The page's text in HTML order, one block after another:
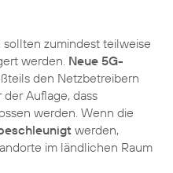
zumindest teilweise
werden. Neue 5G-
den Netzbetreibern
Auflage, dass
werden. Wenn die
werden,
im ländlichen Raum